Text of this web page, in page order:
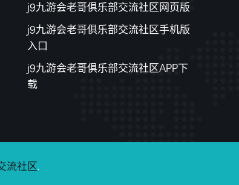
j9九游会老哥俱乐部交流社区网页版
j9九游会老哥俱乐部交流社区手机版
入口
j9九游会老哥俱乐部交流社区APP下
载
流社区.